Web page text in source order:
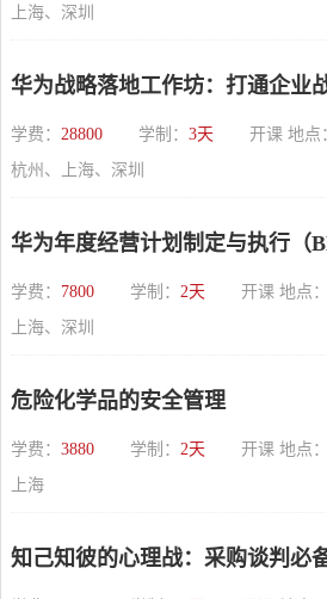
上海、深圳
华为战略落地工作坊：打通企业
学费： 28800 学制： 3天 开课 地点
杭州、上海、深圳
华为年度经营计划制定与执行（
学费： 7800 学制： 2天 开课 地点：
上海、深圳
危险化学品的安全管理
学费： 3880 学制： 2天 开课 地点：
上海
知己知彼的心理战：采购谈判必